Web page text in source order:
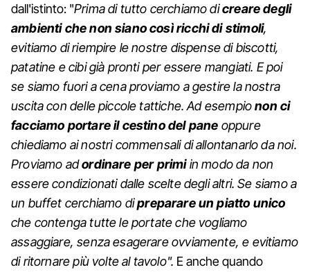
dall'istinto: "Prima di tutto cerchiamo dicrearedegli
ambienti che non siano così ricchi di stimoli,
evitiamo di riempire le nostre dispense di biscotti,
patatine e cibi già pronti per essere mangiati. E poi
se siamo fuori a cena proviamo a gestire la nostra
uscita con delle piccole tattiche. Ad esempionon ci
facciamo portare il cestino del pane oppure
chiediamo ai nostri commensali di allontanarlo da noi.
Proviamo adordinare per primiin modo da non
essere condizionati dalle scelte degli altri. Se siamo a
un buffet cerchiamo dipreparare un piatto unico
che contenga tutte le portate che vogliamo
assaggiare, senza esagerare ovviamente, e evitiamo
di ritornare più volte al tavolo". E anche quando